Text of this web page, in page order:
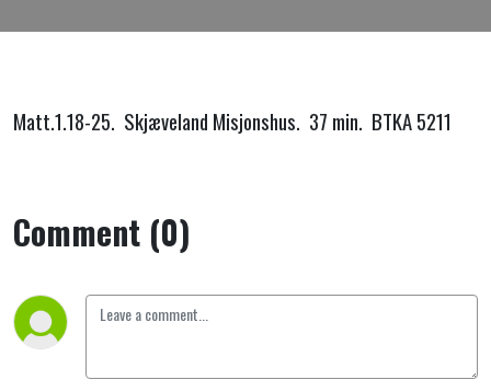
22.10.2023
Matt.1.18-25. Skjæveland Misjonshus. 37 min. BTKA 5211
Comment (0)